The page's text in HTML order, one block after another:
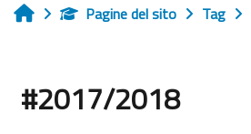
HomePagine del sito Tag
#2017/2018